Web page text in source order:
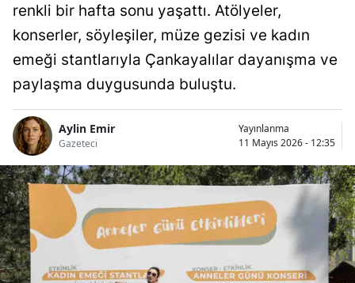
renkli bir hafta sonu yaşattı. Atölyeler,
konserler, söyleşiler, müze gezisi ve kadın
emeği stantlarıyla Çankayalılar dayanışma ve
paylaşma duygusunda buluştu.
Aylin Emir
Gazeteci
Yayınlanma
11 Mayıs 2026 - 12:35